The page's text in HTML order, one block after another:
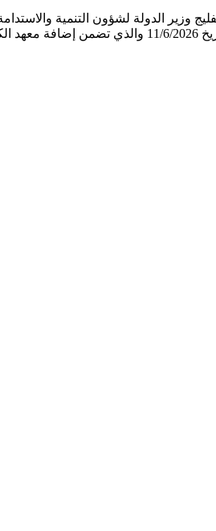
لعام 2026 برئاسة معالي د. ريم غازي الفليج وزير
عضوية اللجنة